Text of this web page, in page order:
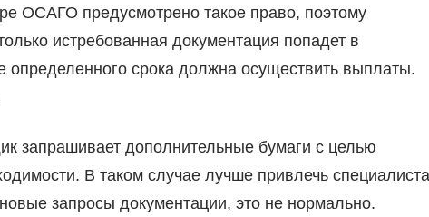
ОСАГО предусмотрено такое право, поэтому
истребованная документация попадет в
срока должна осуществить выплаты.
запрашивает дополнительные бумаги с целью
В таком случае лучше привлечь
запросы документации, это не нормально.